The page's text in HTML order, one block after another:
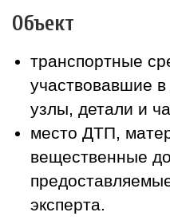
Объект
транспортные
участвовавшие
узлы, детали и
место ДТП,
вещественные
эксперта.